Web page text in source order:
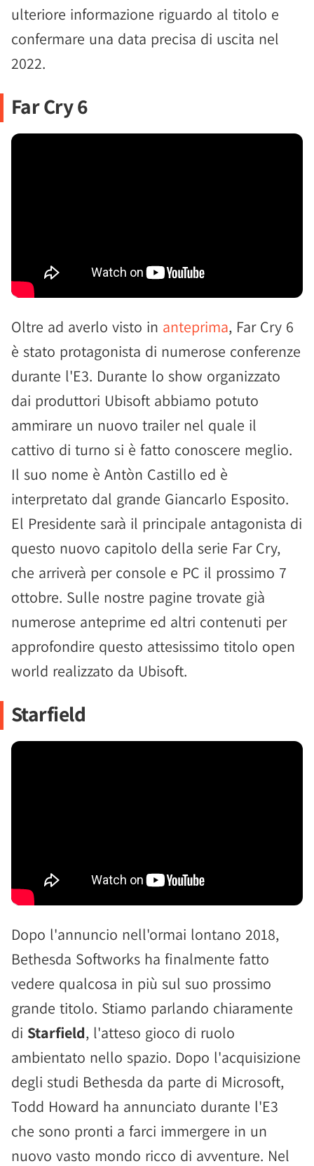
ulteriore informazione riguardo al titolo e
confermare una data precisa di uscita nel
2022.
Far Cry 6
Oltre ad averlo visto in anteprima, Far Cry 6
è stato protagonista di numerose conferenze
durante l'E3. Durante lo show organizzato
dai produttori Ubisoft abbiamo potuto
ammirare un nuovo trailer nel quale il
cattivo di turno si è fatto conoscere meglio.
Il suo nome è Antòn Castillo ed è
interpretato dal grande Giancarlo Esposito.
El Presidente sarà il principale antagonista di
questo nuovo capitolo della serie Far Cry,
che arriverà per console e PC il prossimo 7
ottobre. Sulle nostre pagine trovate già
numerose anteprime ed altri contenuti per
approfondire questo attesissimo titolo open
world realizzato da Ubisoft.
Starfield
Dopo l'annuncio nell'ormai lontano 2018,
Bethesda Softworks ha finalmente fatto
vedere qualcosa in più sul suo prossimo
grande titolo. Stiamo parlando chiaramente
di Starfield, l'atteso gioco di ruolo
ambientato nello spazio. Dopo l'acquisizione
degli studi Bethesda da parte di Microsoft,
Todd Howard ha annunciato durante l'E3
che sono pronti a farci immergere in un
nuovo vasto mondo ricco di avventure. Nel